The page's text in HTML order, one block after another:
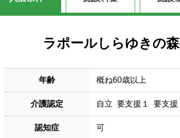
ラポールしらゆきの
年齢 概ね60歳以上
介護認定 自立 要支援１ 要支
認知症 可